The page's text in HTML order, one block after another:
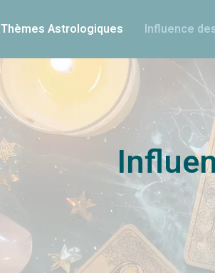
Thèmes Astrologiques Influence